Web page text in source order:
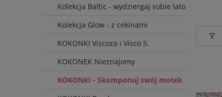
Kolekcja Baltic - wydziergaj sobie lato
Kolekcja Glow - z cekinami
KOKONKI Viscoza i Visco 5.
KOKONEK Nieznajomy
KOKONKI - Skomponuj swój motek